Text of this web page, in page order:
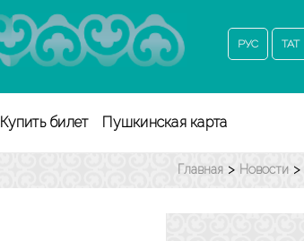
РУС ТАТ
Купить билет Пушкинская карта
Главная > Новости >